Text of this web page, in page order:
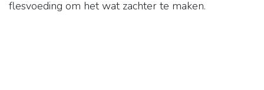
flesvoeding om het wat zachter te maken.